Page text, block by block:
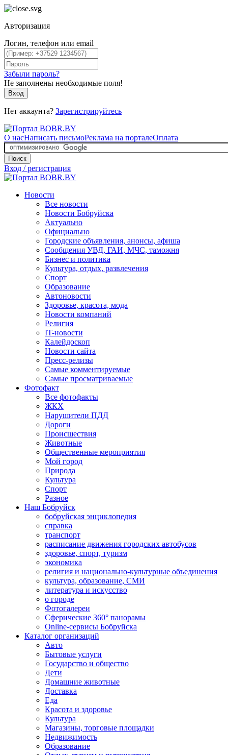
Авторизация
Логин, телефон или email
Забыли пароль?
Не заполнены необходимые поля!
Вход
Нет аккаунта? Зарегистрируйтесь
О насНаписать письмоРеклама на порталеОплата
Поиск
Вход / регистрация
Новости
Все новости
Новости Бобруйска
Актуально
Официально
Городские объявления, анонсы, афиша
Сообщения УВД, ГАИ, МЧС, таможня
Бизнес и политика
Культура, отдых, развлечения
Спорт
Образование
Автоновости
Здоровье, красота, мода
Новости компаний
Религия
IT-новости
Калейдоскоп
Новости сайта
Пресс-релизы
Самые комментируемые
Самые просматриваемые
Фотофакт
Все фотофакты
ЖКХ
Нарушители ПДД
Дороги
Происшествия
Животные
Общественные мероприятия
Мой город
Природа
Культура
Спорт
Разное
Наш Бобруйск
бобруйская энциклопедия
справка
транспорт
расписание движения городских автобусов
здоровье, спорт, туризм
экономика
религия и национально-культурные объединения
культура, образование, СМИ
литература и искусство
о городе
Фотогалереи
Сферические 360° панорамы
Online-сервисы Бобруйска
Каталог организаций
Авто
Бытовые услуги
Государство и общество
Дети
Домашние животные
Доставка
Еда
Красота и здоровье
Культура
Магазины, торговые площадки
Недвижимость
Образование